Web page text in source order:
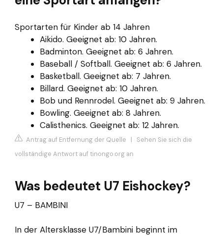
Sportarten für Kinder ab 14 Jahren
Aikido. Geeignet ab: 10 Jahren.
Badminton. Geeignet ab: 6 Jahren.
Baseball / Softball. Geeignet ab: 6 Jahren.
Basketball. Geeignet ab: 7 Jahren.
Billard. Geeignet ab: 10 Jahren.
Bob und Rennrodel. Geeignet ab: 9 Jahren.
Bowling. Geeignet ab: 8 Jahren.
Calisthenics. Geeignet ab: 12 Jahren.
Antrag auf Entfernung der Quelle | Sehen Sie sich die
vollständige Antwort auf tinongo.org an
Was bedeutet U7 Eishockey?
U7 – BAMBINI
In der Altersklasse U7/Bambini beginnt im